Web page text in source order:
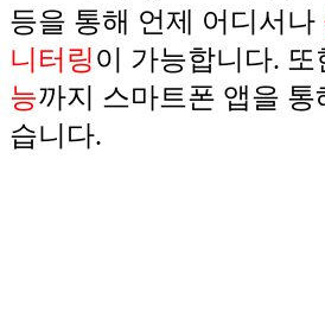
등을 통해 언제 어디서나
니터링이 가능합니다. 또
능까지 스마트폰 앱을 통
습니다.